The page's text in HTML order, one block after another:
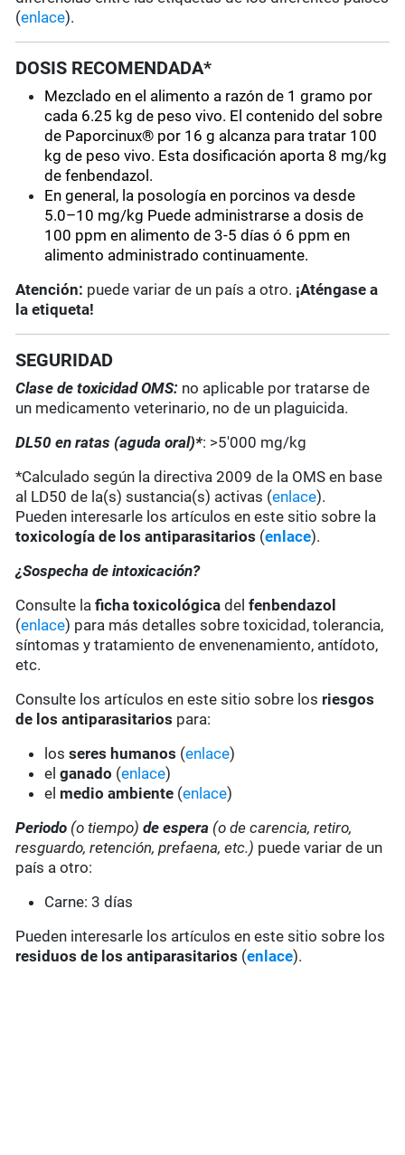
(enlace).
DOSIS RECOMENDADA*
Mezclado en el alimento a razón de 1 gramo por
cada 6.25 kg de peso vivo. El contenido del sobre
de Paporcinux® por 16 g alcanza para tratar 100
kg de peso vivo. Esta dosificación aporta 8 mg/kg
de fenbendazol.
En general, la posología en porcinos va desde
5.0–10 mg/kg Puede administrarse a dosis de
100 ppm en alimento de 3-5 días ó 6 ppm en
alimento administrado continuamente.
Atención: puede variar de un país a otro. ¡Aténgase a
la etiqueta!
SEGURIDAD
Clase de toxicidad OMS: no aplicable por tratarse de
un medicamento veterinario, no de un plaguicida.
DL50 en ratas (aguda oral)*: >5'000 mg/kg
*Calculado según la directiva 2009 de la OMS en base
al LD50 de la(s) sustancia(s) activas (enlace).
Pueden interesarle los artículos en este sitio sobre la
toxicología de los antiparasitarios (enlace).
¿Sospecha de intoxicación?
Consulte laficha toxicológica delfenbendazol
(enlace) para más detalles sobre toxicidad, tolerancia,
síntomas y tratamiento de envenenamiento, antídoto,
etc.
Consulte los artículos en este sitio sobre los riesgos
de los antiparasitarios para:
losseres humanos (enlace)
elganado (enlace)
el medio ambiente (enlace)
Periodo (o tiempo) de espera (o de carencia, retiro,
resguardo, retención, prefaena, etc.) puede variar de un
país a otro:
Carne: 3 días
Pueden interesarle los artículos en este sitio sobre los
residuos de los antiparasitarios (enlace).